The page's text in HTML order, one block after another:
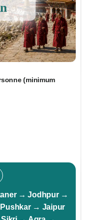
(minimum
→ Jodhpur →
→ Jaipur